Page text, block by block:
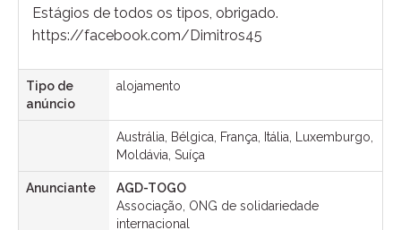
Estágios de todos os tipos, obrigado.
https://facebook.com/Dimitros45
Tipo de
anúncio
alojamento
Austrália, Bélgica, França, Itália, Luxemburgo,
Moldávia, Suíça
Anunciante
AGD-TOGO
Associação, ONG de solidariedade
internacional